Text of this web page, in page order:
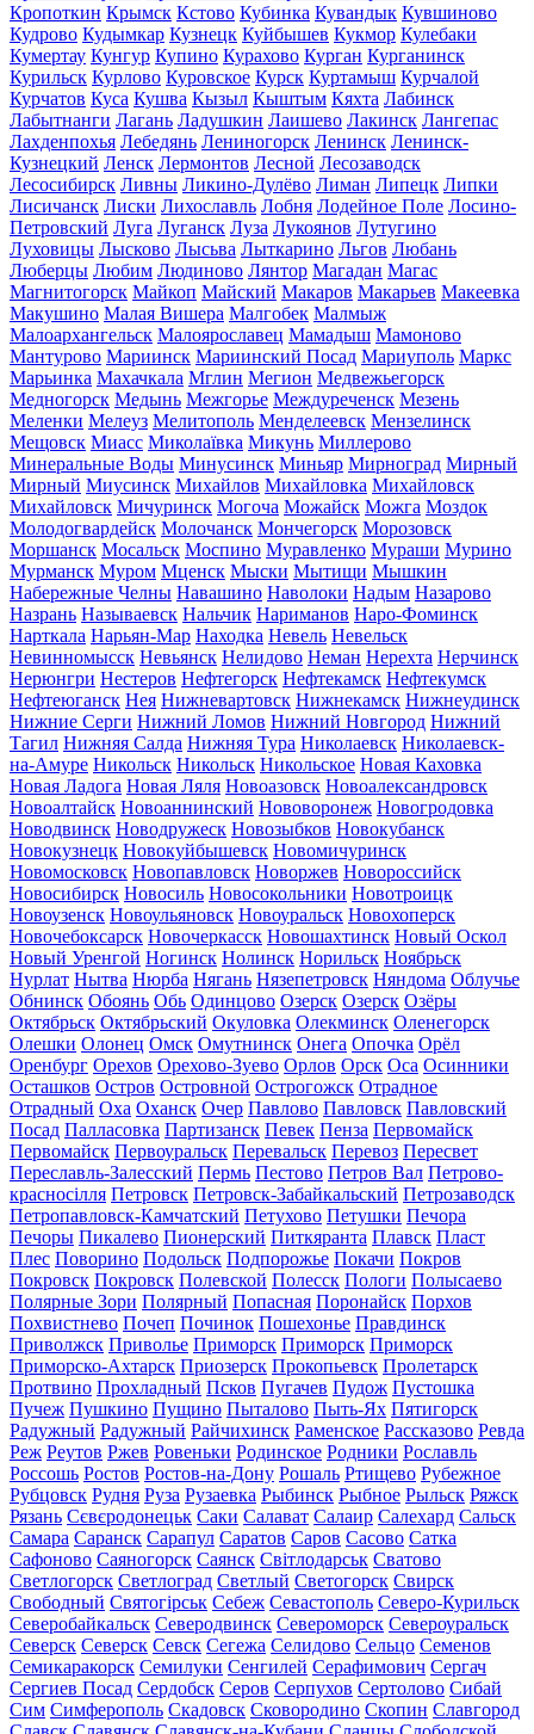
Кропоткин Крымск Кстово Кубинка Кувандык Кувшиново
Кудрово Кудымкар Кузнецк Куйбышев Кукмор Кулебаки
Кумертау Кунгур Купино Курахово Курган Курганинск
Курильск Курлово Куровское Курск Куртамыш Курчалой
Курчатов Куса Кушва Кызыл Кыштым Кяхта Лабинск
Лабытнанги Лагань Ладушкин Лаишево Лакинск Лангепас
Лахденпохья Лебедянь Лениногорск Ленинск Ленинск-
Кузнецкий Ленск Лермонтов Лесной Лесозаводск
Лесосибирск Ливны Ликино-Дулёво Лиман Липецк Липки
Лисичанск Лиски Лихославль Лобня Лодейное Поле Лосино-
Петровский Луга Луганск Луза Лукоянов Лутугино
Луховицы Лысково Лысьва Лыткарино Льгов Любань
Люберцы Любим Людиново Лянтор Магадан Магас
Магнитогорск Майкоп Майский Макаров Макарьев Макеевка
Макушино Малая Вишера Малгобек Малмыж
Малоархангельск Малоярославец Мамадыш Мамоново
Мантурово Мариинск Мариинский Посад Мариуполь Маркс
Марьинка Махачкала Мглин Мегион Медвежьегорск
Медногорск Медынь Межгорье Междуреченск Мезень
Меленки Мелеуз Мелитополь Менделеевск Мензелинск
Мещовск Миасс Миколаївка Микунь Миллерово
Минеральные Воды Минусинск Миньяр Мирноград Мирный
Мирный Миусинск Михайлов Михайловка Михайловск
Михайловск Мичуринск Могоча Можайск Можга Моздок
Молодогвардейск Молочанск Мончегорск Морозовск
Моршанск Мосальск Моспино Муравленко Мураши Мурино
Мурманск Муром Мценск Мыски Мытищи Мышкин
Набережные Челны Навашино Наволоки Надым Назарово
Назрань Называевск Нальчик Нариманов Наро-Фоминск
Нарткала Нарьян-Мар Находка Невель Невельск
Невинномысск Невьянск Нелидово Неман Нерехта Нерчинск
Нерюнгри Нестеров Нефтегорск Нефтекамск Нефтекумск
Нефтеюганск Нея Нижневартовск Нижнекамск Нижнеудинск
Нижние Серги Нижний Ломов Нижний Новгород Нижний
Тагил Нижняя Салда Нижняя Тура Николаевск Николаевск-
на-Амуре Никольск Никольск Никольское Новая Каховка
Новая Ладога Новая Ляля Новоазовск Новоалександровск
Новоалтайск Новоаннинский Нововоронеж Новогродовка
Новодвинск Новодружеск Новозыбков Новокубанск
Новокузнецк Новокуйбышевск Новомичуринск
Новомосковск Новопавловск Новоржев Новороссийск
Новосибирск Новосиль Новосокольники Новотроицк
Новоузенск Новоульяновск Новоуральск Новохоперск
Новочебоксарск Новочеркасск Новошахтинск Новый Оскол
Новый Уренгой Ногинск Нолинск Норильск Ноябрьск
Нурлат Нытва Нюрба Нягань Нязепетровск Няндома Облучье
Обнинск Обоянь Обь Одинцово Озерск Озерск Озёры
Октябрьск Октябрьский Окуловка Олекминск Оленегорск
Олешки Олонец Омск Омутнинск Онега Опочка Орёл
Оренбург Орехов Орехово-Зуево Орлов Орск Оса Осинники
Осташков Остров Островной Острогожск Отрадное
Отрадный Оха Оханск Очер Павлово Павловск Павловский
Посад Палласовка Партизанск Певек Пенза Первомайск
Первомайск Первоуральск Перевальск Перевоз Пересвет
Переславль-Залесский Пермь Пестово Петров Вал Петрово-
красносілля Петровск Петровск-Забайкальский Петрозаводск
Петропавловск-Камчатский Петухово Петушки Печора
Печоры Пикалево Пионерский Питкяранта Плавск Пласт
Плес Поворино Подольск Подпорожье Покачи Покров
Покровск Покровск Полевской Полесск Пологи Полысаево
Полярные Зори Полярный Попасная Поронайск Порхов
Похвистнево Почеп Починок Пошехонье Правдинск
Приволжск Приволье Приморск Приморск Приморск
Приморско-Ахтарск Приозерск Прокопьевск Пролетарск
Протвино Прохладный Псков Пугачев Пудож Пустошка
Пучеж Пушкино Пущино Пыталово Пыть-Ях Пятигорск
Радужный Радужный Райчихинск Раменское Рассказово Ревда
Реж Реутов Ржев Ровеньки Родинское Родники Рославль
Россошь Ростов Ростов-на-Дону Рошаль Ртищево Рубежное
Рубцовск Рудня Руза Рузаевка Рыбинск Рыбное Рыльск Ряжск
Рязань Сєвєродонецьк Саки Салават Салаир Салехард Сальск
Самара Саранск Сарапул Саратов Саров Сасово Сатка
Сафоново Саяногорск Саянск Світлодарськ Сватово
Светлогорск Светлоград Светлый Светогорск Свирск
Свободный Святогірськ Себеж Севастополь Северо-Курильск
Северобайкальск Северодвинск Североморск Североуральск
Северск Северск Севск Сегежа Селидово Сельцо Семенов
Семикаракорск Семилуки Сенгилей Серафимович Сергач
Сергиев Посад Сердобск Серов Серпухов Сертолово Сибай
Сим Симферополь Скадовск Сковородино Скопин Славгород